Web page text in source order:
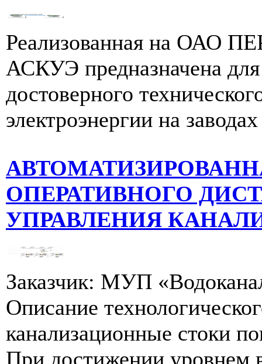
Реализованная на
АСКУЭ предназначена
достоверного
электроэнергии на
ОПЕРАТИВНОГО
УПРАВЛЕНИЯ
Заказчик: МУП
Описание
канализационные стоки
При достижении уровнем